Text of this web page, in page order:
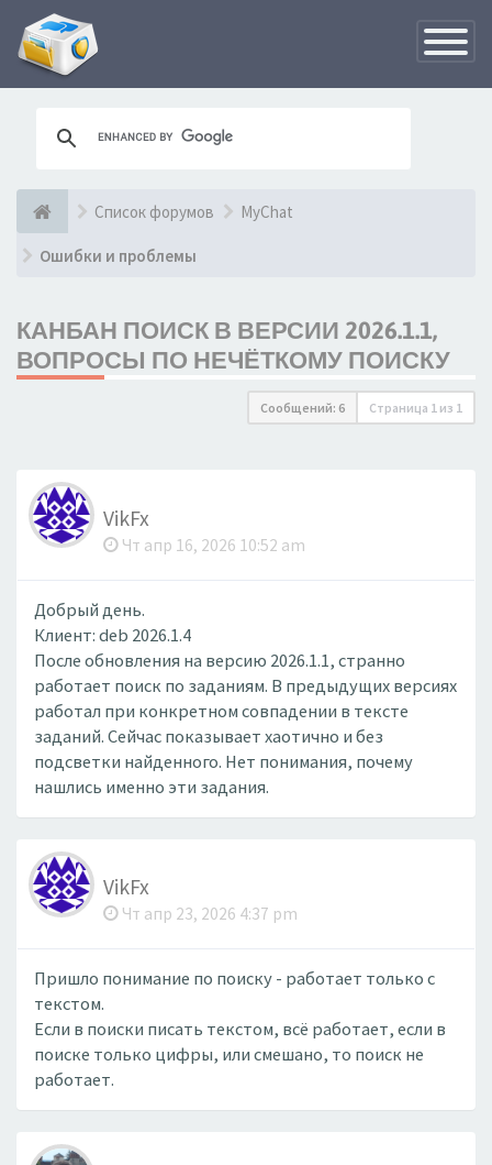
Список форумов MyChat
Ошибки и проблемы
КАНБАН ПОИСК В ВЕРСИИ 2026.1.1,
ВОПРОСЫ ПО НЕЧЁТКОМУ ПОИСКУ
Сообщений: 6 Страница 1 из 1
VikFx
Чт апр 16, 2026 10:52 am
Добрый день.
Клиент: deb 2026.1.4
После обновления на версию 2026.1.1, странно
работает поиск по заданиям. В предыдущих версиях
работал при конкретном совпадении в тексте
заданий. Сейчас показывает хаотично и без
подсветки найденного. Нет понимания, почему
нашлись именно эти задания.
VikFx
Чт апр 23, 2026 4:37 pm
Пришло понимание по поиску - работает только с
текстом.
Если в поиски писать текстом, всё работает, если в
поиске только цифры, или смешано, то поиск не
работает.